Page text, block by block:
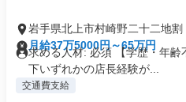
岩手県北上市村崎野二十二地割
月給37万5000円～65万円
求める人材: 必須 【学歴・年
下いずれかの店長経験が...
交通費支給